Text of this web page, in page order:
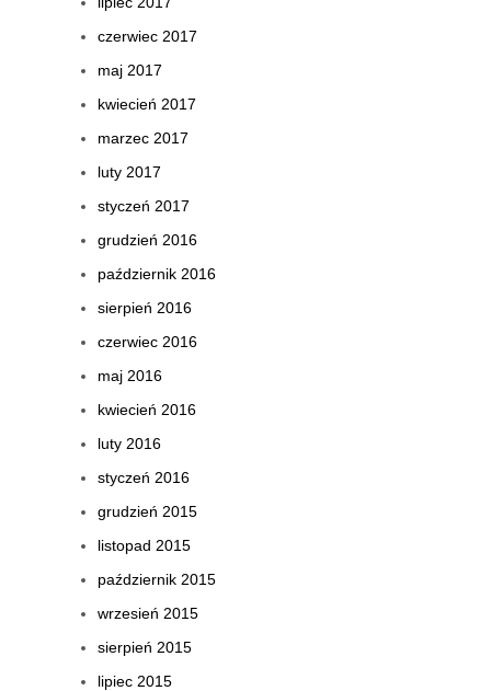
czerwiec 2017
maj 2017
kwiecień 2017
marzec 2017
luty 2017
styczeń 2017
grudzień 2016
październik 2016
sierpień 2016
czerwiec 2016
maj 2016
kwiecień 2016
luty 2016
styczeń 2016
grudzień 2015
listopad 2015
październik 2015
wrzesień 2015
sierpień 2015
lipiec 2015